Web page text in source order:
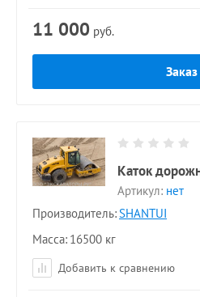
11 000 руб.
Заказ
Каток
Артикул: нет
Производитель:SHANTUI
Масса 16500 кг
Добавить к сравнению